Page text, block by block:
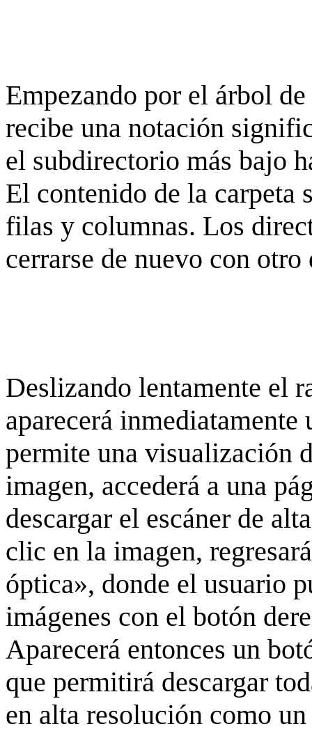
Empezando por el árbol
recibe una notación
el subdirectorio más bajo
El contenido de la carpeta
filas y columnas. Los
cerrarse de nuevo con
Deslizando lentamente el
aparecerá
permite una visualización
imagen, accederá a una
descargar el escáner de
clic en la imagen,
óptica», donde el usuario
imágenes con el botón
Aparecerá entonces un
que permitirá descargar
en alta resolución como